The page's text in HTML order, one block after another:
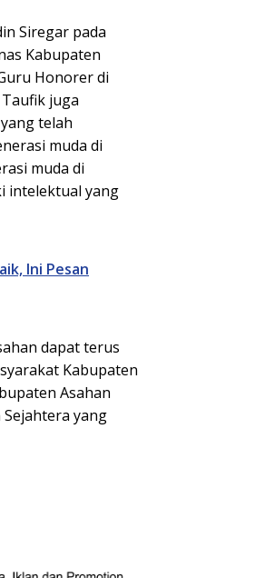
Siregar pada
Kabupaten
Honorer di
juga
telah
muda di
muda di
intelektual yang
Ini Pesan
dapat terus
Kabupaten
Asahan
yang